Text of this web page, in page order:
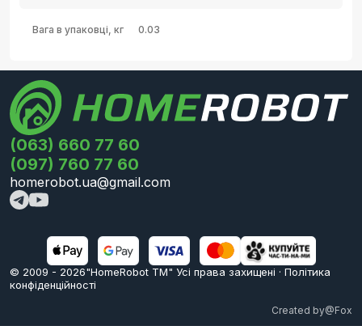
Вага в упаковці, кг 0.03
(063) 660 77 60
(097) 760 77 60
homerobot.ua@gmail.com
© 2009 - 2026"HomeRobot ТМ" Усi права захищені · Політика
конфіденційності
Created by@Fox